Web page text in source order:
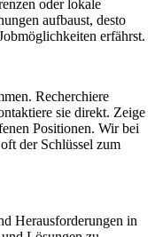
oder lokale
aufbaust, desto
erfährst.
Recherchiere
sie direkt. Zeige
Positionen. Wir bei
der Schlüssel zum
Herausforderungen in